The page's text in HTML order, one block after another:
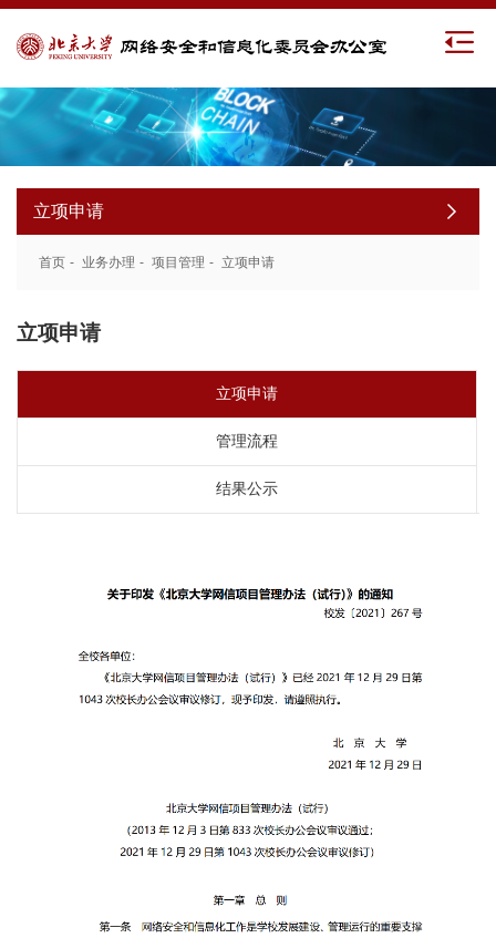
立项申请
首页 - 业务办理 - 项目管理 - 立项申请
立项申请
立项申请
管理流程
结果公示